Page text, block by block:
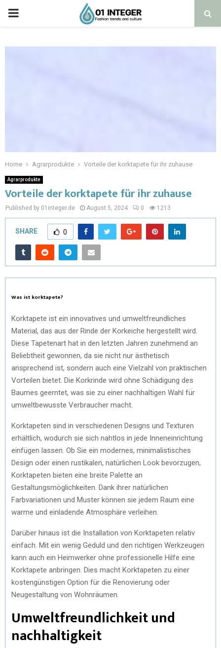
Home Agrarprodukte Vorteile der korktapete für ihr zuhause
Agrarprodukte
Vorteile der korktapete für ihr zuhause
Published by 01integer.de August 5, 2024 0 1213
SHARE 0
Was ist korktapete?
Korktapete ist ein innovatives und umweltfreundliches
Material, das aus der Rinde der Korkeiche hergestellt wird.
Diese Tapetenart hat in den letzten Jahren zunehmend an
Beliebtheit gewonnen, da sie nicht nur ästhetisch
ansprechend ist, sondern auch eine Vielzahl von praktischen
Vorteilen bietet. Die Korkrinde wird ohne Schädigung des
Baumes geerntet, was sie zu einer nachhaltigen Wahl für
umweltbewusste Verbraucher macht.
Korktapeten sind in verschiedenen Designs und Texturen
erhältlich, wodurch sie sich nahtlos in jede Inneneinrichtung
einfügen lassen. Ob Sie ein modernes, minimalistisches
Design oder einen rustikalen, natürlichen Look bevorzugen,
Korktapeten bieten eine breite Palette an
Gestaltungsmöglichkeiten. Dank ihrer natürlichen
Farbvariationen und Muster können sie jedem Raum eine
warme und einladende Atmosphäre verleihen.
Darüber hinaus ist die Installation von Korktapeten relativ
einfach. Mit ein wenig Geduld und den richtigen Werkzeugen
kann auch ein Heimwerker ohne professionelle Hilfe eine
Korktapete anbringen. Dies macht Korktapeten zu einer
kostengünstigen Option für die Renovierung oder
Neugestaltung von Wohnräumen.
Umweltfreundlichkeit und
nachhaltigkeit